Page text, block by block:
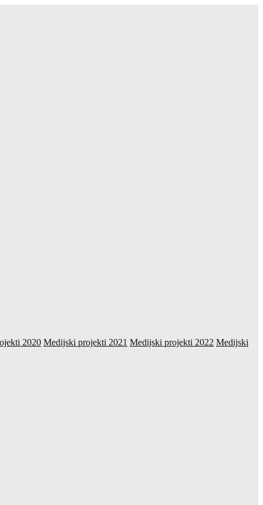
2020 Medijski projekti 2021 Medijski projekti 2022 Medijski